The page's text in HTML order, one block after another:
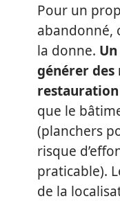
Pour un
abandonné,
la donne.
générer des
que le
(planchers
risque
praticable).
de la